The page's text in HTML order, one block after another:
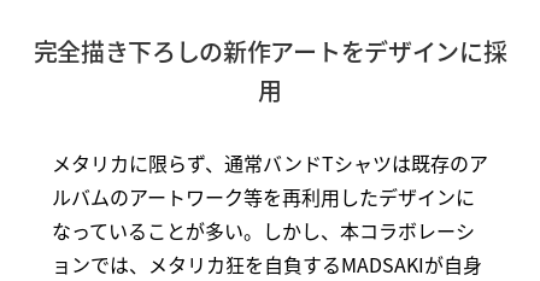
完全描き下ろしの新作アートをデザインに採
用
メタリカに限らず、通常バンドTシャツは既存のア
ルバムのアートワーク等を再利用したデザインに
なっていることが多い。しかし、本コラボレーシ
ョンでは、メタリカ狂を⾃負するMADSAKIが⾃⾝